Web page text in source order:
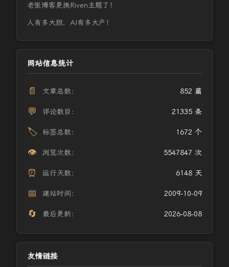
老张博客更换Riven主题了！
人有多大胆，AI有多大产！
网站信息统计
📄 文章总数： 852 篇
💬 评论数目： 21335 条
🏷️ 标签总数： 1672 个
👁️ 浏览次数： 5547847 次
⏰ 运行天数： 6148 天
📅 建站时间： 2009-10-09
🔄 最后更新： 2026-08-08
友情链接